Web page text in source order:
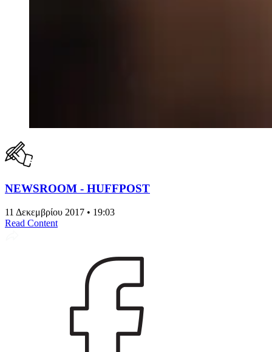
NEWSROOM - HUFFPOST
11 Δεκεμβρίου 2017 • 19:03
Read Content